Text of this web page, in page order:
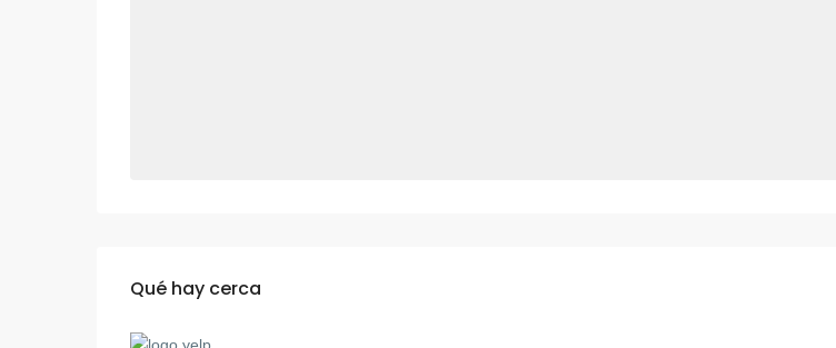
Qué hay cerca